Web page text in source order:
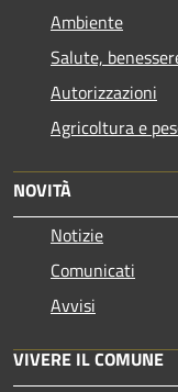
Ambiente
Salute,
Autorizzazioni
Agricoltura e
NOVITÀ
Notizie
Comunicati
Avvisi
VIVERE IL COMUNE